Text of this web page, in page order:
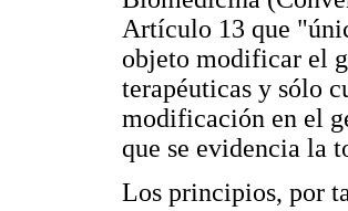
Artículo 13 que
objeto modificar el
terapéuticas y sólo
modificación en el
que se evidencia la
Los principios, por